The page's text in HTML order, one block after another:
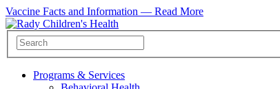
Vaccine Facts and Information — Read More
Programs & Services